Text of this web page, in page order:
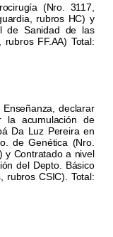
(Nro. 3117,
rubros HC) y
de Sanidad de las
FF.AA) Total:
declarar
la acumulación de
Da Luz Pereira en
de Genética (Nro.
y Contratado a nivel
del Depto. Básico
rubros CSIC). Total: